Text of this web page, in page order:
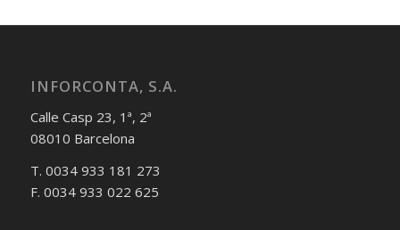
INFORCONTA, S.A.
Calle Casp 23, 1ª, 2ª
08010 Barcelona
T. 0034 933 181 273
F. 0034 933 022 625